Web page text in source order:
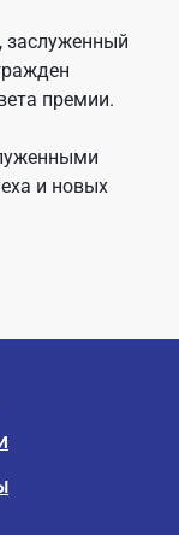
заслуженный
премии.
и новых